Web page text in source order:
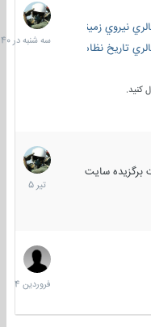
نيروي زميني
تاریخ نظامی
سه
شنبه
در
سایت
16
تیر
1405
29
فروردین
1404